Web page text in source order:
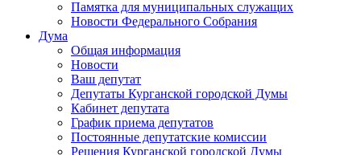
Памятка для муниципальных служащих
Новости Федерального Cобрания
Дума
Общая информация
Новости
Ваш депутат
Депутаты Курганской городской Думы
Кабинет депутата
График приема депутатов
Постоянные депутатские комиссии
Решения Курганской городской Думы